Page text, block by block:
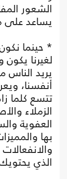
الشعور
يساعد على
* حينما
لغيرنا
يريد
أنفسنا،
تتسع كلما
الزملاء
العفوية
بها
الذي